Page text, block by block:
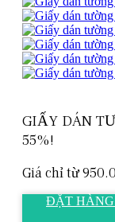
GIẤY DÁN
55%!
Giá chỉ từ
ĐẶT